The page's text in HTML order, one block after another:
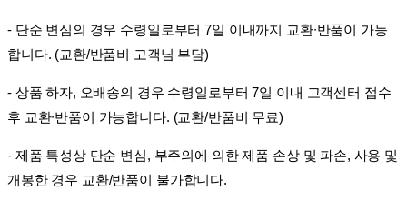
- 단순 변심의 경우 수령일로부터 7일 이내까지 교환∙반품이 가능
합니다. (교환/반품비 고객님 부담)
- 상품 하자, 오배송의 경우 수령일로부터 7일 이내 고객센터 접수
후 교환∙반품이 가능합니다. (교환/반품비 무료)
- 제품 특성상 단순 변심, 부주의에 의한 제품 손상 및 파손, 사용 및
개봉한 경우 교환/반품이 불가합니다.